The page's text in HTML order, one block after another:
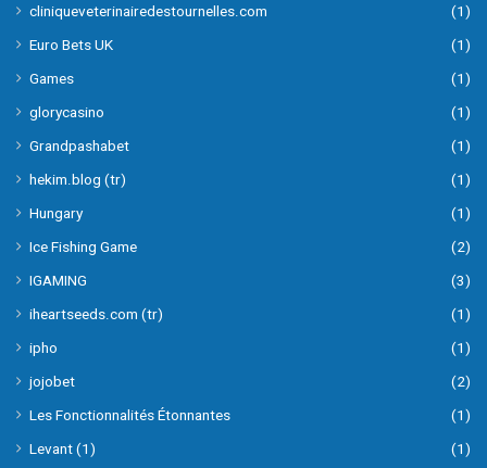
cliniqueveterinairedestournelles.com
(1)
Euro Bets UK
(1)
Games
(1)
glorycasino
(1)
Grandpashabet
(1)
hekim.blog (tr)
(1)
Hungary
(1)
Ice Fishing Game
(2)
IGAMING
(3)
iheartseeds.com (tr)
(1)
ipho
(1)
jojobet
(2)
Les Fonctionnalités Étonnantes
(1)
Levant (1)
(1)